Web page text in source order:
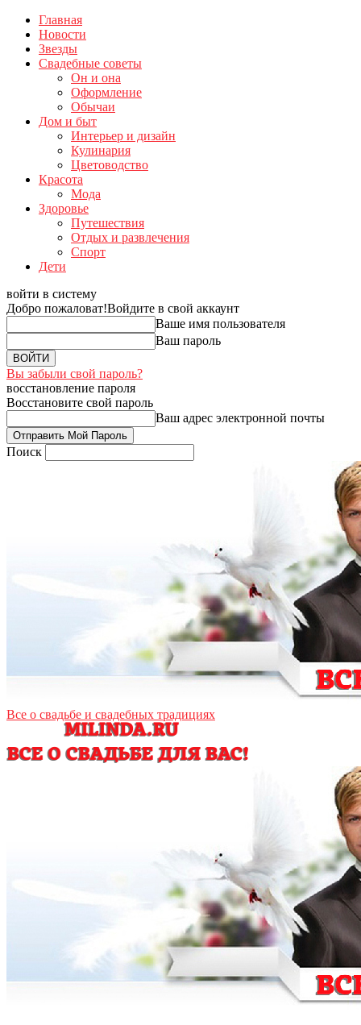
Главная
Новости
Звезды
Свадебные советы
Он и она
Оформление
Обычаи
Дом и быт
Интерьер и дизайн
Кулинария
Цветоводство
Красота
Мода
Здоровье
Путешествия
Отдых и развлечения
Спорт
Дети
войти в систему
Добро пожаловат!Войдите в свой аккаунт
Ваше имя пользователя
Ваш пароль
Вы забыли свой пароль?
восстановление пароля
Восстановите свой пароль
Ваш адрес электронной почты
Поиск
Все о свадьбе и свадебных традициях